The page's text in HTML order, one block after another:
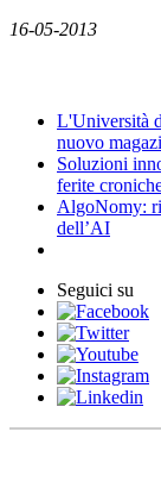
16-05-2013
L'Università
nuovo
Soluzioni
ferite
AlgoNomy:
dell’AI
Seguici su